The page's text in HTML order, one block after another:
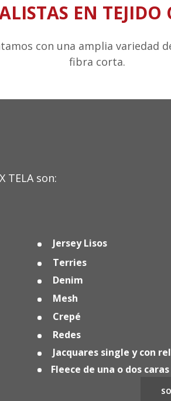
EN TEJIDO
con una amplia variedad
fibra corta.
Jersey Lisos
Terries
Denim
Mesh
Crepé
Redes
Jacquares single y con
Fleece de una o dos caras
TELA son: